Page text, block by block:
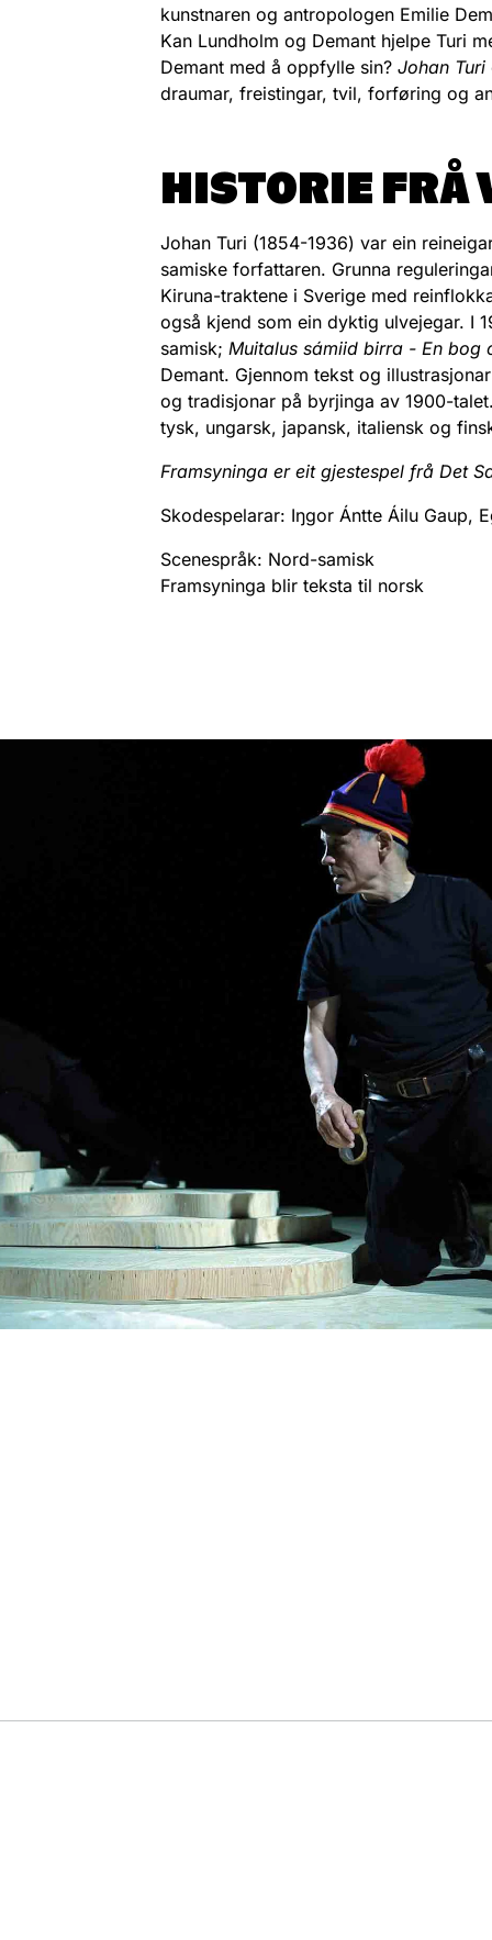
kunstnaren og antropologen Emilie
Kan Lundholm og Demant hjelpe Turi
Demant med å oppfylle sin?Johan Turi
draumar, freistingar, tvil, forføring og
HISTORIE FRÅ
Johan Turi (1854-1936) var ein
samiske forfattaren. Grunna
Kiruna-traktene i Sverige med
også kjend som ein dyktig ulvejegar. I
samisk; Muitalus sámiid birra - En bog
Demant. Gjennom tekst og
og tradisjonar på byrjinga av 1900-
tysk, ungarsk, japansk, italiensk og
Framsyninga er eit gjestespel frå Det
Skodespelarar: Iŋgor Ántte Áilu Gaup,
Scenespråk: Nord-samisk
Framsyninga blir teksta til norsk